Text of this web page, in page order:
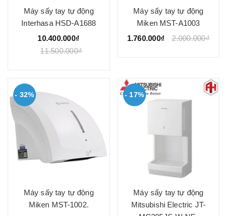
Máy sấy tay tự động
Interhasa HSD-A1688
10.400.000₫
11.500.000₫
Máy sấy tay tự động
Miken MST-A1003
1.760.000₫
2.000.000₫
- 32%
Máy sấy tay tự động
Miken MST-1002.
- 17%
Máy sấy tay tự động
Mitsubishi Electric JT-